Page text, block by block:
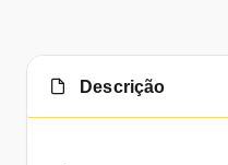
Descrição